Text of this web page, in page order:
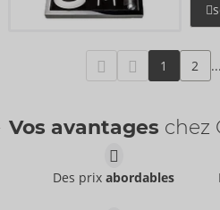
1 2 ...
Vos avantages chez
Des prixabordables